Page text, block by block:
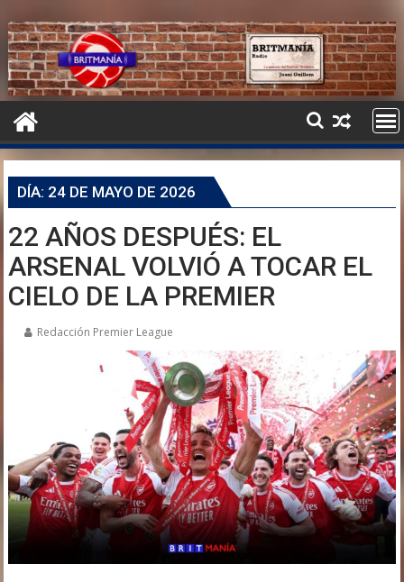
DÍA: 24 DE MAYO DE 2026
22 AÑOS DESPUÉS: EL
ARSENAL VOLVIÓ A TOCAR EL
CIELO DE LA PREMIER
Redacción Premier League